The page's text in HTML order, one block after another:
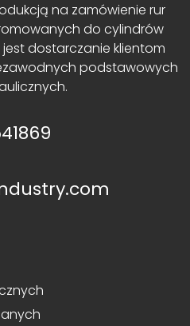
na zamówienie rur
do cylindrów
dostarczanie klientom
podstawowych